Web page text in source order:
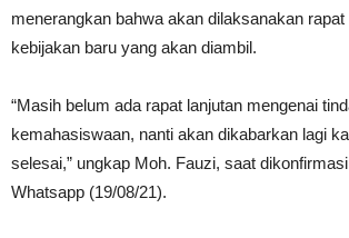
menerangkan bahwa akan dilaksanakan
kebijakan baru yang akan diambil.
“Masih belum ada rapat lanjutan mengenai
kemahasiswaan, nanti akan dikabarkan lagi
selesai,” ungkap Moh. Fauzi, saat
Whatsapp (19/08/21).